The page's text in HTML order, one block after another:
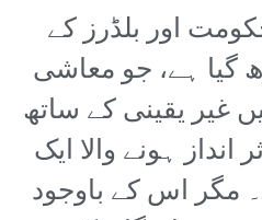
اور بلڈرز کے
گیا ہے، جو معاشی
غیر یقینی کے ساتھ
ہونے والا ایک
مگر اس کے باوجود